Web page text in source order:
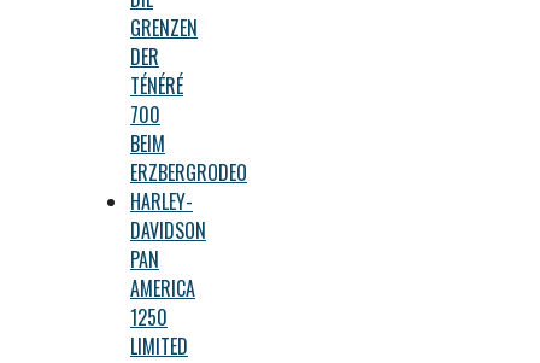
GRENZEN
DER
TÉNÉRÉ
700
BEIM
ERZBERGRODEO
HARLEY-
DAVIDSON
PAN
AMERICA
1250
LIMITED